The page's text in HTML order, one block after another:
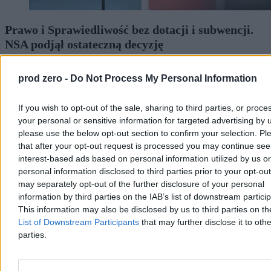
prod zero - Do Not Process My Personal Information
If you wish to opt-out of the sale, sharing to third parties, or
your personal or sensitive information for targeted advertising by
please use the below opt-out section to confirm your selection.
that after your opt-out request is processed you may continue
interest-based ads based on personal information utilized by us or
personal information disclosed to third parties prior to your opt-
may separately opt-out of the further disclosure of your personal
information by third parties on the IAB’s list of downstream
This information may also be disclosed by us to third parties on
List of Downstream Participants that may further disclose it to
parties.
Prawo i Sprawiedliwość bez dotacji i subwencji.
NSA podjął ostateczną decyzję
Prawa i Sprawiedliwości w sprawie wstrzymanych dotacji oraz
mówią o bezdyskusyjnym zwycięstwie prawa.
Tomasz Pałasz
Wczoraj 19:36
3 min
Kraj